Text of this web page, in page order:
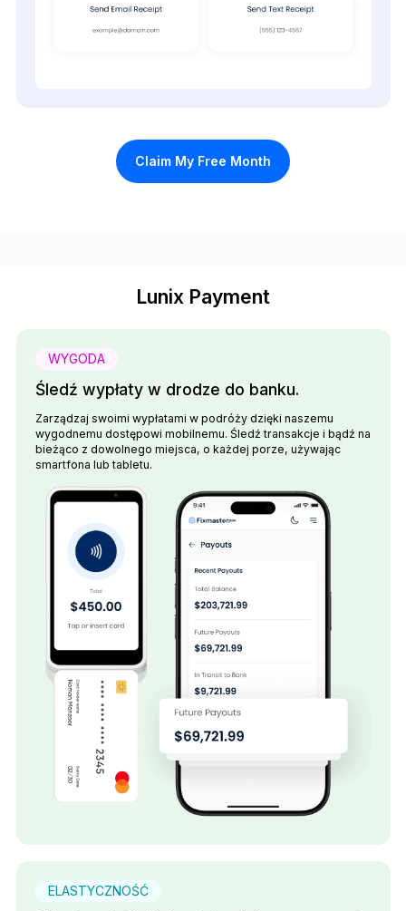
Claim My Free Month
Lunix Payment
WYGODA
Śledź wypłaty w drodze do banku.
Zarządzaj swoimi wypłatami w podróży dzięki naszemu
wygodnemu dostępowi mobilnemu. Śledź transakcje i bądź na
bieżąco z dowolnego miejsca, o każdej porze, używając
smartfona lub tabletu.
ELASTYCZNOŚĆ